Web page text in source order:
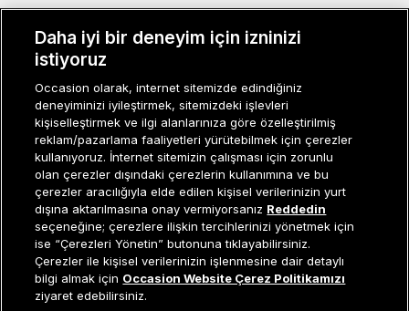
Tükendi
Müşteri İlişkileri0 850 800 01 20
KADIN KATEGORILER
GRUP MARKALAR
ERKEK KATEGORILER
Occasion bir EREN PERAKENDE markasıdır. © Eren Holding
Daha iyi bir deneyim için izninizi
istiyoruz
Occasion olarak, internet sitemizde edindiğiniz
deneyiminizi iyileştirmek, sitemizdeki işlevleri
kişiselleştirmek ve ilgi alanlarınıza göre özelleştirilmiş
reklam/pazarlama faaliyetleri yürütebilmek için çerezler
kullanıyoruz. İnternet sitemizin çalışması için zorunlu
olan çerezler dışındaki çerezlerin kullanımına ve bu
çerezler aracılığıyla elde edilen kişisel verilerinizin yurt
dışına aktarılmasına onay vermiyorsanız Reddedin
seçeneğine; çerezlere ilişkin tercihlerinizi yönetmek için
ise “Çerezleri Yönetin” butonuna tıklayabilirsiniz.
Çerezler ile kişisel verilerinizin işlenmesine dair detaylı
bilgi almak için Occasion Website Çerez Politikamızı
ziyaret edebilirsiniz.